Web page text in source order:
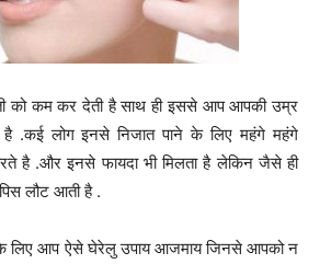
को कम कर देती है साथ ही इससे आप आपकी उम्र
.कई लोग इनसे निजात पाने के लिए महंगे महंगे
है .और इनसे फायदा भी मिलता है लेकिन जैसे ही
लौट आती है .
के लिए आप ऐसे घेरेलु उपाय आजमाय जिनसे आपको न